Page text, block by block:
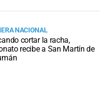
NACIONAL
cortar la racha,
recibe a San Martín de